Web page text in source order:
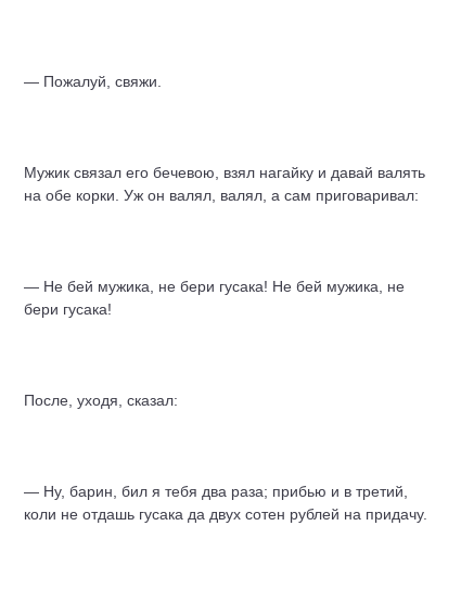
— Пожалуй, свяжи.
Мужик связал его бечевою, взял нагайку и давай валять
на обе корки. Уж он валял, валял, а сам приговаривал:
— Не бей мужика, не бери гусака! Не бей мужика, не
бери гусака!
После, уходя, сказал:
— Ну, барин, бил я тебя два раза; прибью и в третий,
коли не отдашь гусака да двух сотен рублей на придачу.